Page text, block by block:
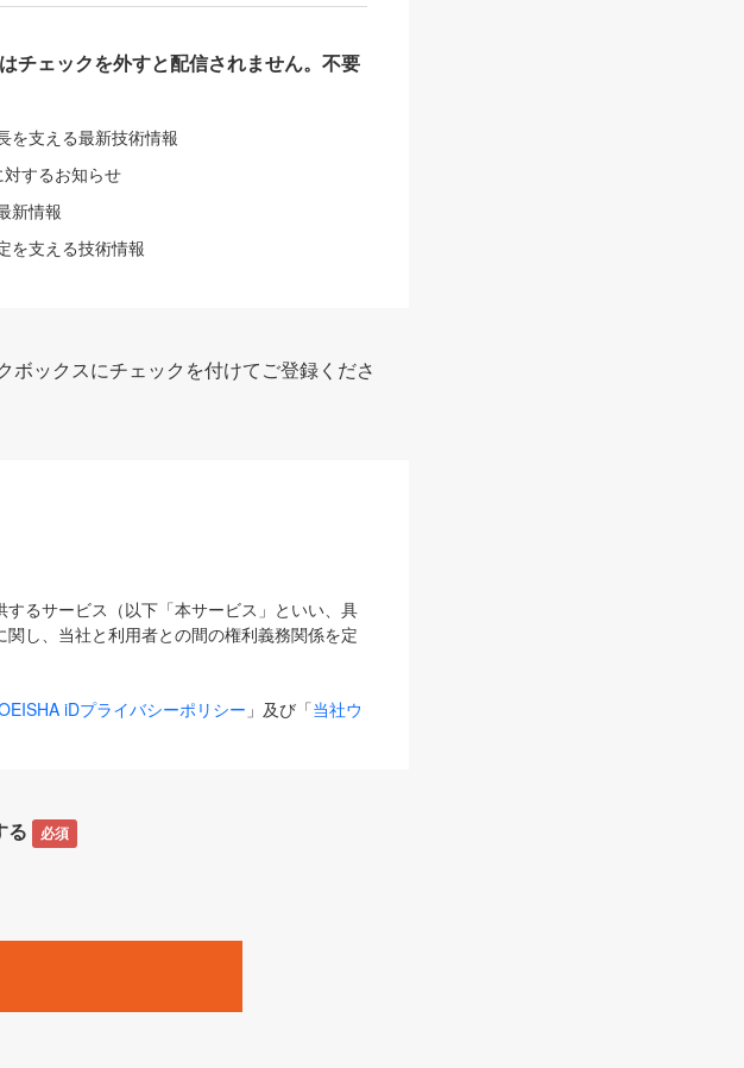
チェックを外すと配信されません。不要
を支える最新技術情報
するお知らせ
新情報
を支える技術情報
ックスにチェックを付けてご登録くださ
るサービス（以下「本サービス」といい、具
し、当社と利用者との間の権利義務関係を定
iDプライバシーポリシー 」及び「当社ウ
容が変更された場合、変更後のサービスを含
キャンペーンをいいます。
」「ECzine」「Biz/Zine」「HRzine」
る 必須